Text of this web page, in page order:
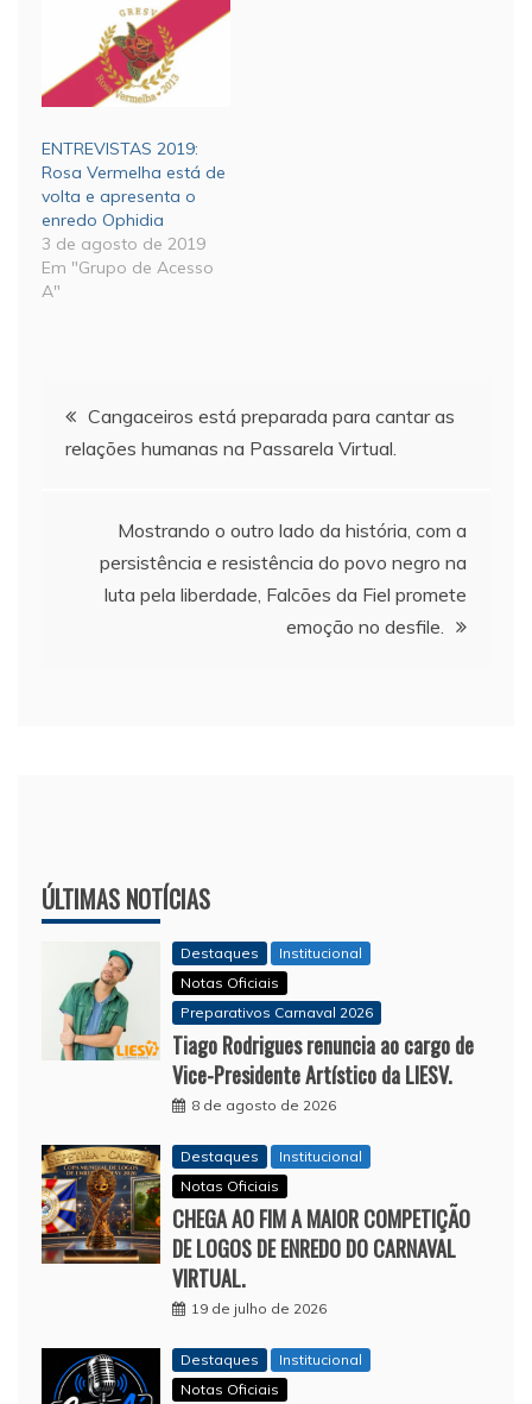
ENTREVISTAS 2019:
Rosa Vermelha está de
volta e apresenta o
enredo Ophidia
3 de agosto de 2019
Em "Grupo de Acesso
A"
Navegação
de
Cangaceiros está preparada para cantar as
relações humanas na Passarela Virtual.
Mostrando o outro lado da história, com a
persistência e resistência do povo negro na
luta pela liberdade, Falcões da Fiel promete
emoção no desfile.
ÚLTIMAS NOTÍCIAS
Destaques
Institucional
Notas Oficiais
Preparativos Carnaval 2026
Tiago Rodrigues renuncia ao cargo de
Vice-Presidente Artístico da LIESV.
8 de agosto de 2026
Destaques
Institucional
Notas Oficiais
CHEGA AO FIM A MAIOR COMPETIÇÃO
DE LOGOS DE ENREDO DO CARNAVAL
VIRTUAL.
19 de julho de 2026
Destaques
Institucional
Notas Oficiais